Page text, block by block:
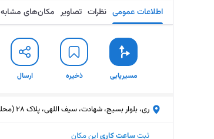
اطلاعات عمومی نظرات تصاویر مکان‌های مشابه
مسیریابی ذخیره ارسال
ری، بلوار بسیج، شهادت، سیف اللهی، پلاک 28 (محله‌ی شهادت)
ثبتساعت کاری این مکان